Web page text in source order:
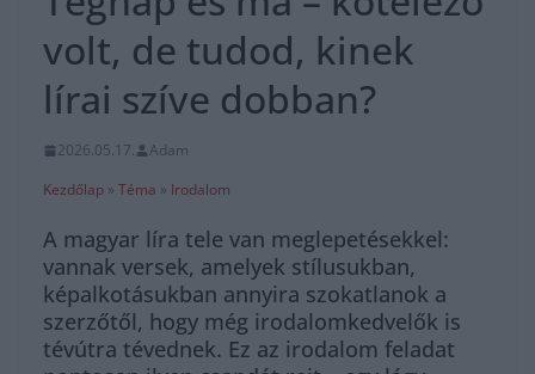
volt, de tudod, kinek
lírai szíve dobban?
2026.05.17.
Adam
Kezdőlap » Téma » Irodalom
A magyar líra tele van meglepetésekkel:
vannak versek, amelyek stílusukban,
képalkotásukban annyira szokatlanok a
szerzőtől, hogy még irodalomkedvelők is
tévútra tévednek. Ez az irodalom feladat